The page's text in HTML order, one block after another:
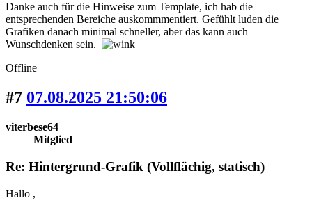
Danke auch für die Hinweise zum Template, ich hab die
entsprechenden Bereiche auskommmentiert. Gefühlt luden die
Grafiken danach minimal schneller, aber das kann auch
Wunschdenken sein.
Offline
#7 07.08.2025 21:50:06
viterbese64
Mitglied
Re: Hintergrund-Grafik (Vollflächig, statisch)
Hallo ,